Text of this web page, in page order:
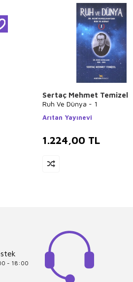
Sertaç Mehmet Temizel
Ruh Ve Dünya - 1
Arıtan Yayınevi
1.224,00 TL
- 18:00